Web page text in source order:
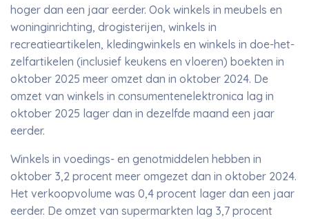
hoger dan een jaar eerder. Ook winkels in meubels en
woninginrichting, drogisterijen, winkels in
recreatieartikelen, kledingwinkels en winkels in doe-het-
zelfartikelen (inclusief keukens en vloeren) boekten in
oktober 2025 meer omzet dan in oktober 2024. De
omzet van winkels in consumentenelektronica lag in
oktober 2025 lager dan in dezelfde maand een jaar
eerder.
Winkels in voedings- en genotmiddelen hebben in
oktober 3,2 procent meer omgezet dan in oktober 2024.
Het verkoopvolume was 0,4 procent lager dan een jaar
eerder. De omzet van supermarkten lag 3,7 procent